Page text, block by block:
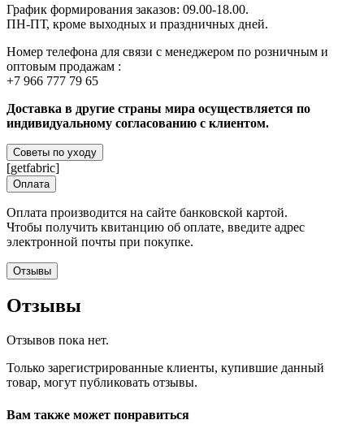
График формирования заказов: 09.00-18.00.
ПН-ПТ, кроме выходных и праздничных дней.
Номер телефона для связи с менеджером по розничным и
оптовым продажам :
+7 966 777 79 65
Доставка в другие страны мира осуществляется по
индивидуальному согласованию с клиентом.
Советы по уходу
[getfabric]
Оплата
Оплата производится на сайте банковской картой.
Чтобы получить квитанцию об оплате, введите адрес
электронной почты при покупке.
Отзывы
Отзывы
Отзывов пока нет.
Только зарегистрированные клиенты, купившие данный
товар, могут публиковать отзывы.
Вам также может понравиться